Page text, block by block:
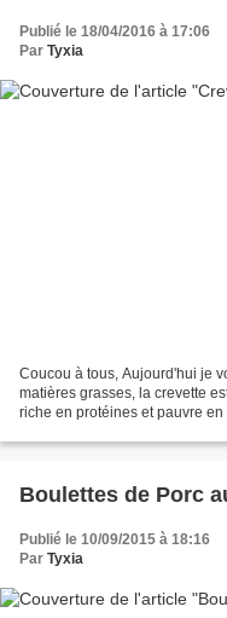
Publié le 18/04/2016 à 17:06
Par Tyxia
Coucou à tous, Aujourd'hui je
matières grasses, la crevette
riche en protéines et pauvre
Boulettes de Porc
Publié le 10/09/2015 à 18:16
Par Tyxia